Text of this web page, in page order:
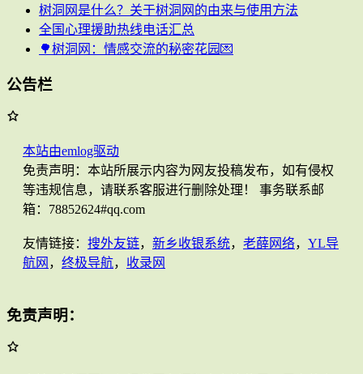
树洞网是什么？关于树洞网的由来与使用方法
全国心理援助热线电话汇总
🌳树洞网：情感交流的秘密花园💌
公告栏
本站由emlog驱动
免责声明：本站所展示内容为网友投稿发布，如有侵权
等违规信息，请联系客服进行删除处理！ 事务联系邮
箱：78852624#qq.com
友情链接： 搜外友链， 新乡收银系统， 老薛网络， YL导
航网 ， 终极导航， 收录网
免责声明：